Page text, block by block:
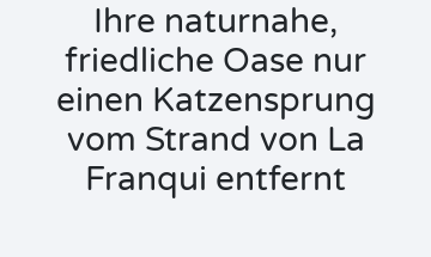
Ihre naturnahe,
friedliche Oase nur
einen Katzensprung
vom Strand von La
Franqui entfernt